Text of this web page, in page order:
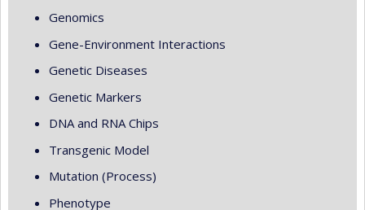
Genomics
Gene-Environment Interactions
Genetic Diseases
Genetic Markers
DNA and RNA Chips
Transgenic Model
Mutation (Process)
Phenotype